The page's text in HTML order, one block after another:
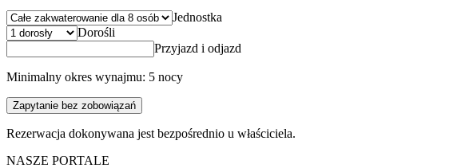
Jednostka
Dorośli
Przyjazd i odjazd
Minimalny okres wynajmu: 5 nocy
Zapytanie bez zobowiązań
Rezerwacja dokonywana jest bezpośrednio u właściciela.
NASZE PORTALE